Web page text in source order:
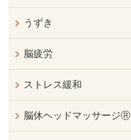
うずき
脳疲労
ストレス緩和
脳休ヘッドマッサージⓇ